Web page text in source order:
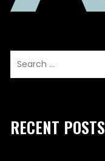
RECENT POSTS